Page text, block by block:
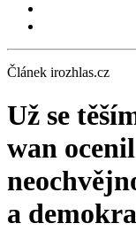
Článek irozhlas.cz
Už se
wan
a